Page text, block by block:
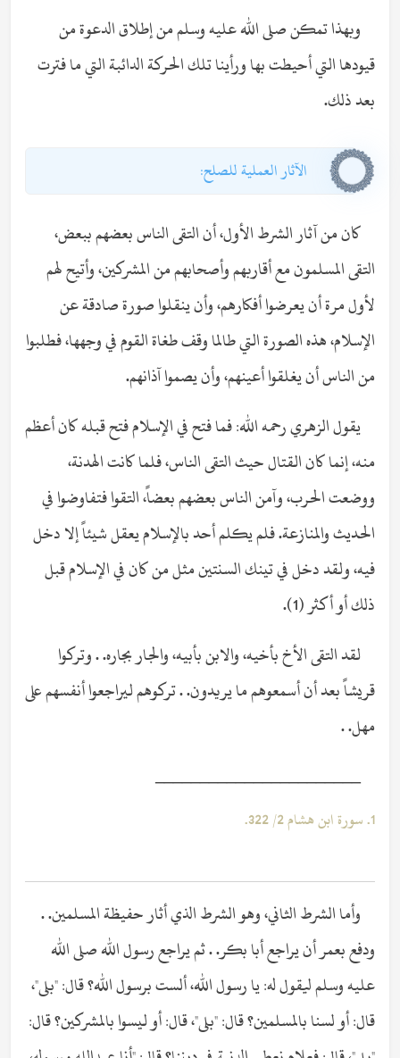
وبهذا تمكن صلى الله عليه وسلم من إطلاق الدعوة من
قيودها التي أحيطت بها ورأينا تلك الحركة الدائبة التي ما فترت
بعد ذلك.
الآثار العملية للصلح:
كان من آثار الشرط الأول، أن التقى الناس بعضهم ببعض،
التقى المسلمون مع أقاربهم وأصحابهم من المشركين، وأتيح لهم
لأول مرة أن يعرضوا أفكارهم، وأن ينقلوا صورة صادقة عن
الإسلام، هذه الصورة التي طالما وقف طغاة القوم في وجهها، فطلبوا
من الناس أن يغلقوا أعينهم، وأن يصموا آذانهم.
يقول الزهري رحمه الله: فما فتح في الإسلام فتح قبله كان أعظم
منه، إنما كان القتال حيث التقى الناس، فلما كانت الهدنة،
ووضعت الحرب، وآمن الناس بعضهم بعضاً، التقوا فتفاوضوا في
الحديث والمنازعة. فلم يكلم أحد بالإسلام يعقل شيئاً إلا دخل
فيه، ولقد دخل في تينك السنتين مثل من كان في الإسلام قبل
ذلك أو أكثر (1).
لقد التقى الأخ بأخيه، والابن بأبيه، والجار بجاره. . وتركوا
قريشاً بعد أن أسمعوهم ما يريدون. . تركوهم ليراجعوا أنفسهم على
مهل. .
_______________________
1. سورة ابن هشام 2/ 322.
وأما الشرط الثاني، وهو الشرط الذي أثار حفيظة المسلمين. .
ودفع بعمر أن يراجع أبا بكر. . ثم يراجع رسول الله صلى الله
عليه وسلم ليقول له: يا رسول الله، ألست برسول الله؟ قال: "بلى"،
قال: أو لسنا بالمسلمين؟ قال: "بلى"، قال: أو ليسوا بالمشركين؟ قال: